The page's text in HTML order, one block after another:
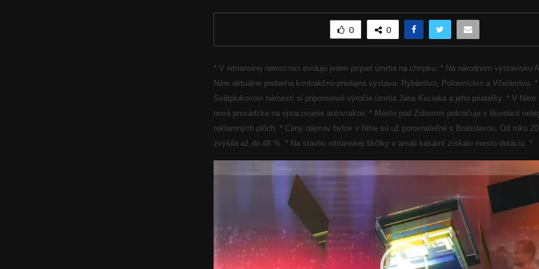
0 0
* V nitrianskej nemocnici evidujú jeden prípad úmrtia na chrípku. * Na národnom výstavisku
Nitre aktuálne prebieha kontrakčno-predajná výstava
Rybárstvo, Poľovníctvo a Včelárstvo. *
Svätplukovom námestí si pripomenuli výročie úmrtia Jána Kuciaka a jeho priateľky. * V
nová prevádzka na spracovanie autovrakov. * Mesto pod Zoborom pokračuje v likvidácii
reklamných plôch. * Ceny nájmov bytov v Nitre sú už porovnateľné s Bratislavou. Od roku
zvýšila až do 48 %. * Na stavbu nitrianskej škôlky v areáli kasární získalo mesto dotáciu. *
o
p
r